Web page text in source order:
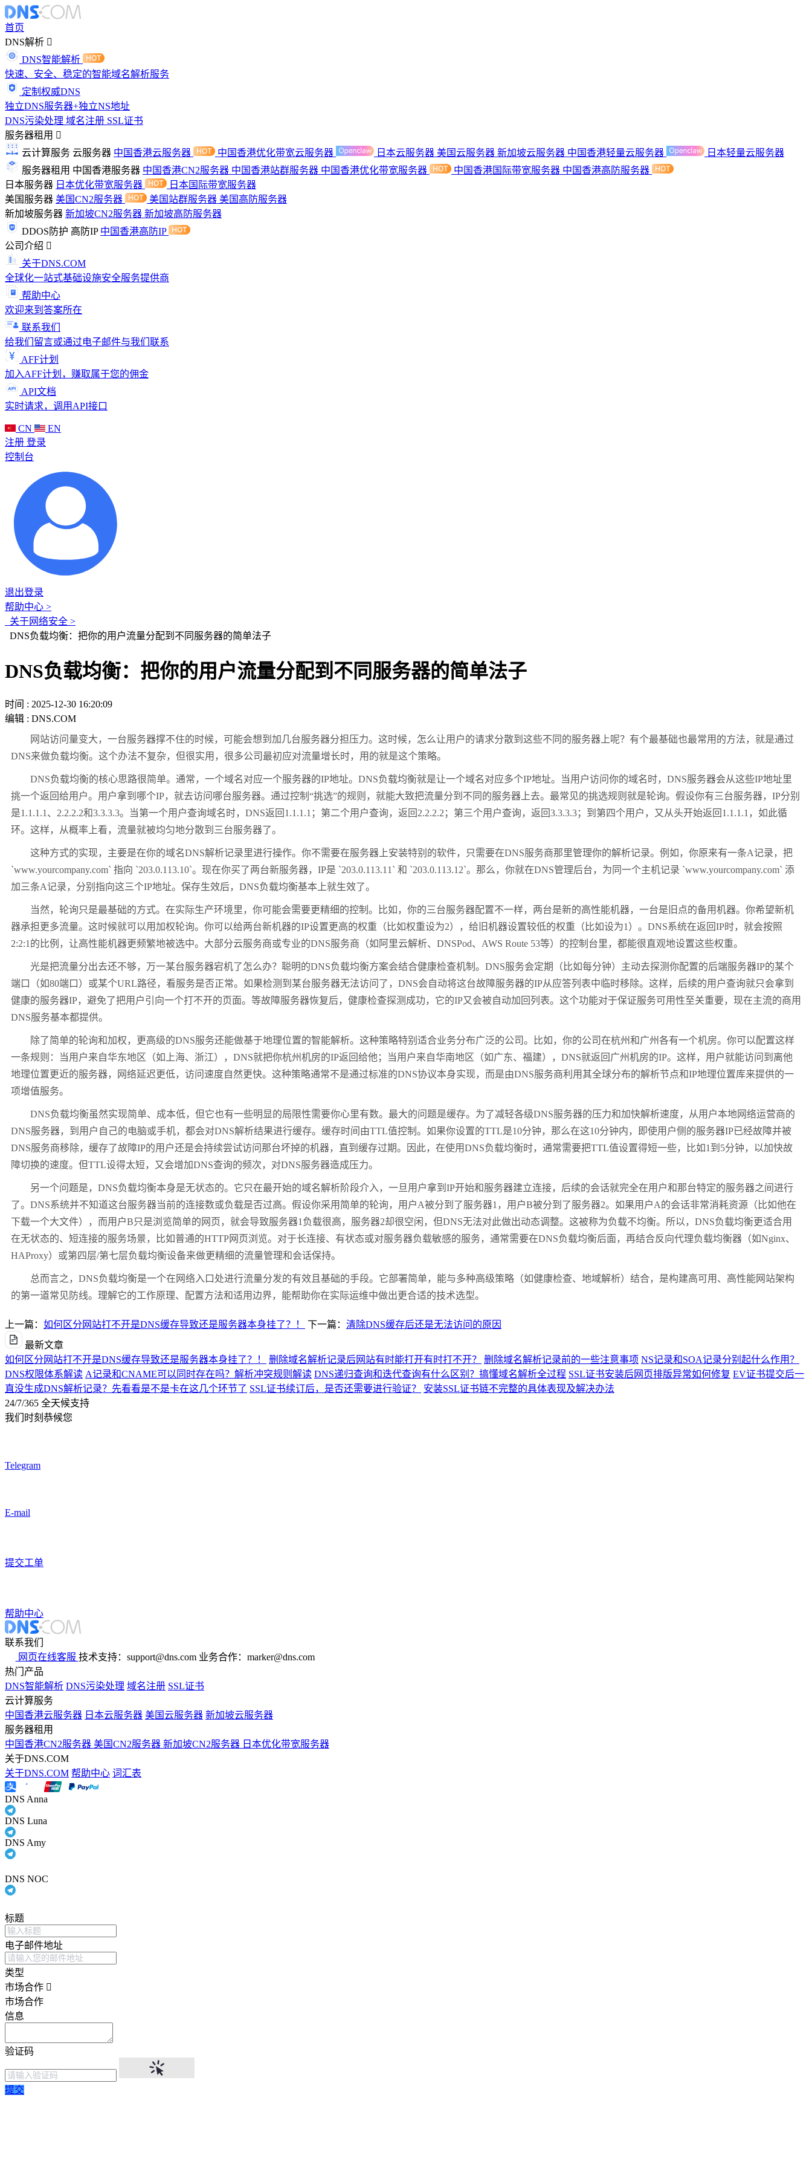
首页
DNS解析
DNS智能解析
快速、安全、稳定的智能域名解析服务
定制权威DNS
独立DNS服务器+独立NS地址
DNS污染处理 域名注册 SSL证书
服务器租用
云计算服务 云服务器 中国香港云服务器 中国香港优化带宽云服务器 日本云服务器 美国云服务器 新加坡云服务器 中国香港轻量云服务器
日本轻量云服务器
服务器租用 中国香港服务器 中国香港CN2服务器 中国香港站群服务器 中国香港优化带宽服务器 中国香港国际带宽服务器 中国香港高防服务器
日本服务器 日本优化带宽服务器
日本国际带宽服务器
美国服务器 美国CN2服务器 美国站群服务器 美国高防服务器
新加坡服务器 新加坡CN2服务器 新加坡高防服务器
DDOS防护 高防IP 中国香港高防IP
公司介绍
关于DNS.COM
全球化一站式基础设施安全服务提供商
帮助中心
欢迎来到答案所在
联系我们
给我们留言或通过电子邮件与我们联系
AFF计划
加入AFF计划，赚取属于您的佣金
API文档
实时请求，调用API接口
CN
EN
注册 登录
控制台
退出登录
帮助中心 >
关于网络安全 >
DNS负载均衡：把你的用户流量分配到不同服务器的简单法子
DNS负载均衡：把你的用户流量分配到不同服务器的简单法子
时间 : 2025-12-30 16:20:09
编辑 : DNS.COM
网站访问量变大，一台服务器撑不住的时候，可能会想到加几台服务器分担压力。这时候，怎么让用户的请求分散到这些不同的服务器上呢？有个最基础也最常用的方法，就是通过
DNS来做负载均衡。这个办法不复杂，但很实用，很多公司最初应对流量增长时，用的就是这个策略。
DNS负载均衡的核心思路很简单。通常，一个域名对应一个服务器的IP地址。 DNS负载均衡就是让一个域名对应多个IP地址。当用户访问你的域名时， DNS服务器会从这些IP地址里
挑一个返回给用户。用户拿到哪个IP，就去访问哪台服务器。通过控制 “挑选”的规则，就能大致把流量分到不同的服务器上去。最常见的挑选规则就是轮询。假设你有三台服务器， IP分别
是1.1.1.1 、 2.2.2.2和3.3.3.3。当第一个用户查询域名时， DNS返回 1.1.1.1 ；第二个用户查询，返回 2.2.2.2 ；第三个用户查询，返回3.3.3.3；到第四个用户，又从头开始返回 1.1.1.1 ，如此循
环。这样，从概率上看，流量就被均匀地分散到三台服务器了。
这种方式的实现，主要是在你的域名DNS解析记录里进行操作。你不需要在服务器上安装特别的软件，只需要在DNS服务商那里管理你的解析记录。例如，你原来有一条A记录，把
`www.yourcompany.com` 指向 `203.0.113.10`。现在你买了两台新服务器， IP是 `203.0.113.11` 和 `203.0.113.12`。那么，你就在DNS管理后台，为同一个主机记录 `www.yourcompany.com` 添
加三条A记录，分别指向这三个IP地址。保存生效后， DNS负载均衡基本上就生效了。
当然，轮询只是最基础的方式。在实际生产环境里，你可能会需要更精细的控制。比如，你的三台服务器配置不一样，两台是新的高性能机器，一台是旧点的备用机器。你希望新机
器承担更多流量。这时候就可以用加权轮询。你可以给两台新机器的IP设置更高的权重（比如权重设为2），给旧机器设置较低的权重（比如设为1 ）。 DNS系统在返回IP时，就会按照
2:2:1 的比例，让高性能机器更频繁地被选中。大部分云服务商或专业的DNS服务商（如阿里云解析、 DNSPod、 AWS Route 53等）的控制台里，都能很直观地设置这些权重。
光是把流量分出去还不够，万一某台服务器宕机了怎么办？聪明的DNS负载均衡方案会结合健康检查机制。 DNS服务会定期（比如每分钟）主动去探测你配置的后端服务器IP的某个
端口（如80端口）或某个URL路径，看服务是否正常。如果检测到某台服务器无法访问了， DNS会自动将这台故障服务器的IP从应答列表中临时移除。这样，后续的用户查询就只会拿到
健康的服务器IP，避免了把用户引向一个打不开的页面。等故障服务器恢复后，健康检查探测成功，它的IP又会被自动加回列表。这个功能对于保证服务可用性至关重要，现在主流的商用
DNS服务基本都提供。
除了简单的轮询和加权，更高级的DNS服务还能做基于地理位置的智能解析。这种策略特别适合业务分布广泛的公司。比如，你的公司在杭州和广州各有一个机房。你可以配置这样
一条规则：当用户来自华东地区（如上海、浙江）， DNS就把你杭州机房的IP返回给他；当用户来自华南地区（如广东、福建）， DNS就返回广州机房的IP。这样，用户就能访问到离他
地理位置更近的服务器，网络延迟更低，访问速度自然更快。这种策略通常不是通过标准的DNS协议本身实现，而是由DNS服务商利用其全球分布的解析节点和IP地理位置库来提供的一
项增值服务。
DNS负载均衡虽然实现简单、成本低，但它也有一些明显的局限性需要你心里有数。最大的问题是缓存。为了减轻各级DNS服务器的压力和加快解析速度，从用户本地网络运营商的
DNS服务器，到用户自己的电脑或手机，都会对DNS解析结果进行缓存。缓存时间由TTL值控制。如果你设置的TTL是10分钟，那么在这10分钟内，即使用户侧的服务器IP已经故障并被
DNS服务商移除，缓存了故障IP的用户还是会持续尝试访问那台坏掉的机器，直到缓存过期。因此，在使用DNS负载均衡时，通常需要把TTL值设置得短一些，比如1 到 5分钟，以加快故
障切换的速度。但TTL设得太短，又会增加DNS查询的频次，对DNS服务器造成压力。
另一个问题是， DNS负载均衡本身是无状态的。它只在最开始的域名解析阶段介入，一旦用户拿到 IP开始和服务器建立连接，后续的会话就完全在用户和那台特定的服务器之间进行
了。 DNS系统并不知道这台服务器当前的连接数或负载是否过高。假设你采用简单的轮询，用户A被分到了服务器1 ，用户B被分到了服务器2。如果用户A的会话非常消耗资源（比如他在
下载一个大文件），而用户B只是浏览简单的网页，就会导致服务器1 负载很高，服务器2却很空闲，但DNS无法对此做出动态调整。这被称为负载不均衡。所以， DNS负载均衡更适合用
在无状态的、短连接的服务场景，比如普通的HTTP网页浏览。对于长连接、有状态或对服务器负载敏感的服务，通常需要在DNS负载均衡后面，再结合反向代理负载均衡器（如Nginx、
HAProxy）或第四层/第七层负载均衡设备来做更精细的流量管理和会话保持。
总而言之， DNS负载均衡是一个在网络入口处进行流量分发的有效且基础的手段。它部署简单，能与多种高级策略（如健康检查、地域解析）结合，是构建高可用、高性能网站架构
的第一道常见防线。理解它的工作原理、配置方法和适用边界，能帮助你在实际运维中做出更合适的技术选型。
上一篇： 如何区分网站打不开是DNS缓存导致还是服务器本身挂了？！ 下一篇： 清除DNS缓存后还是无法访问的原因
最新文章
如何区分网站打不开是DNS缓存导致还是服务器本身挂了？！
删除域名解析记录后网站有时能打开有时打不开？ 删除域名解析记录前的一些注意事项 NS记录和SOA记录分别起什么作用？
DNS权限体系解读 A记录和CNAME可以同时存在吗？解析冲突规则解读 DNS递归查询和迭代查询有什么区别？搞懂域名解析全过程 SSL证书安装后网页排版异常如何修复 EV证书提交后一
直没生成DNS解析记录？先看看是不是卡在这几个环节了 SSL证书续订后，是否还需要进行验证？
安装SSL证书链不完整的具体表现及解决办法
24/7/365 全天候支持
我们时刻恭候您
Telegram
E-mail
提交工单
帮助中心
联系我们
网页在线客服 技术支持：support@dns.com 业务合作：marker@dns.com
热门产品
DNS智能解析 DNS污染处理 域名注册 SSL证书
云计算服务
中国香港云服务器 日本云服务器 美国云服务器 新加坡云服务器
服务器租用
中国香港CN2服务器 美国CN2服务器 新加坡CN2服务器 日本优化带宽服务器
关于DNS.COM
关于DNS.COM 帮助中心 词汇表
DNS Anna
DNS Luna
DNS Amy
DNS NOC
标题
电子邮件地址
类型
市场合作
市场合作
信息
验证码
提交